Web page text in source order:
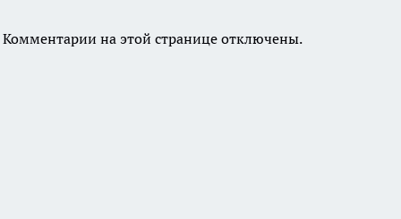
Комментарии на этой странице отключены.